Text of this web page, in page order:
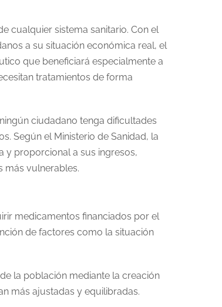
cualquier sistema sanitario. Con el
a su situación económica real, el
que beneficiará especialmente a
tratamientos de forma
ciudadano tenga dificultades
Según el Ministerio de Sanidad, la
y proporcional a sus ingresos,
más vulnerables.
medicamentos financiados por el
de factores como la situación
la población mediante la creación
más ajustadas y equilibradas.